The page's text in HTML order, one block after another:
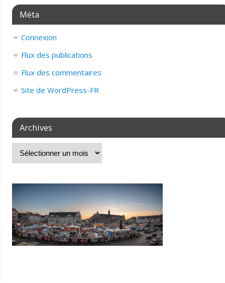
Méta
Connexion
Flux des publications
Flux des commentaires
Site de WordPress-FR
Archives